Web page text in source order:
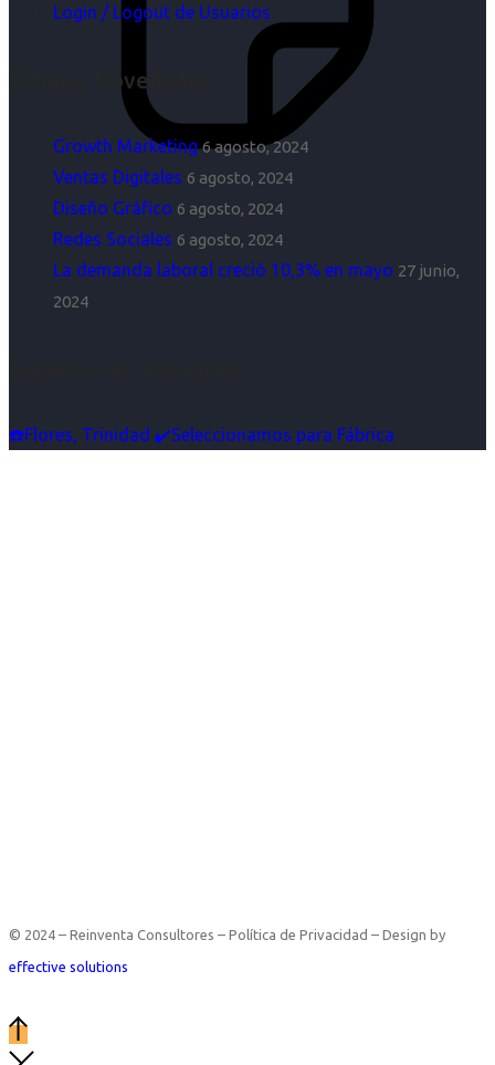
Login / Logout de Usuarios
Últimas Novedades
Growth Marketing 6 agosto, 2024
Ventas Digitales 6 agosto, 2024
Diseño Gráfico 6 agosto, 2024
Redes Sociales 6 agosto, 2024
La demanda laboral creció 10,3% en mayo 27 junio,
2024
☎️Flores, Trinidad ✔️Seleccionamos para Fábrica
© 2024 – Reinventa Consultores – Política de Privacidad – Design by
effective solutions